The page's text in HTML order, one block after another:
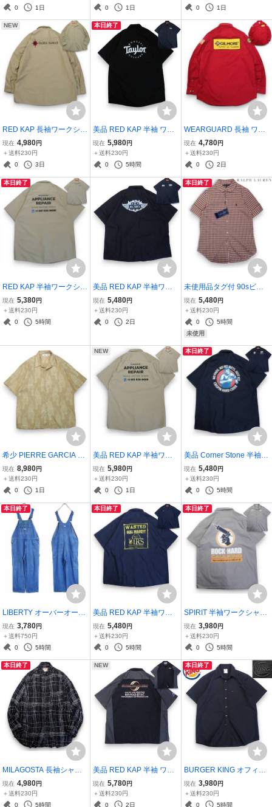
P＆HARRY'S TENNESSE
ス済ネコポス可●古着769
0
1日
辛子 チリズ●洗濯プレス
0
1日
R BREWING Co.BEER ビ
プレス済●古着7727
0
1日
NEW
RED KAP 長袖ワークシャ
ツ XL●PASHA HAWAII 両
面刺繍 MV Marjorie C ベ
ージュカーキ●洗濯プレス
ャップ古着7733
現在 4,980円
＋送料230円
0
3日
本日終了
美品 RED KAP 半袖 ワー
クシャツ M●両面プリント
Taylor QUALITY GUITAR
S●洗濯プレス済●ネコポ
現在 5,980円
＋送料230円
0
5時間
WEARGUARD 長袖 ワー
クシャツ M●星条旗 GILM
ORE HEATING AIR PLUM
BING DRUG両袖両面ワッ
コポス可●古着7729
現在 4,780円
＋送料230円
0
2日
本日終了
RED KAP 半袖ワークシャ
ツ L●APPLIANCE REPAI
R RESTORE RENEW LO
WL●洗濯プレス済●ネコポ
現在 5,380円
＋送料230円
0
5時間
美品 RED KAP 半袖ワー
クシャツ 3XLビックサイ
ズ●BIG SHOTZ Nashville
ピアノ ギター両面プリン
現在 5,480円
＋送料230円
0
2日
本日終了
未使用品タグ付 90sビン
テージデットストック RA
LPH LAUREN 半袖シャツ
9号●定価￥12000ダブル
カフス カフスボタン付 チ
現在 5,480円
＋送料230円
0
5時間
未使用
希少 PIERRE GARCIA C
OLLECTION 3D虎柄総柄
半袖オープンシャツ XXL●
トラ TIGER 百虎 ビンテー
ス可●古着7728
現在 8,980円
＋送料230円
0
1日
NEW
美品 RED KAP 半袖ワー
クシャツ M●APPLIANCE
REPAIR RESTORE REN
EW LOWL●洗濯プレス済
ッドキャップ古着7711
現在 5,980円
＋送料230円
0
1日
本日終了
美品 Corner Stone 半袖
ワークシャツ L●ラグビー
Ballを持った屈強な漢 US
A RUGBY No helmets. No
着7646
現在 5,480円
＋送料230円
0
5時間
本日終了
LIBERTY オーバーオール
40(W112cm)●デニム カバ
ーオール ワークパンツ ウ
ェア サロペット リバティ
済●古着5429
現在 3,780円
＋送料750円
0
5時間
本日終了
美品 RED KAP 半袖ワー
クシャツ 3XLビックsize●
WANTED CARL BURNET
T IRS 税金を取り立てる国
洗濯済●古着7635
現在 5,480円
＋送料230円
0
5時間
本日終了
SPIRIT 半袖ワークシャツ
L●ROCK HARD CAULKI
NG ワッペン 両面プリン
ト●洗濯プレス済●ネコポ
現在 3,980円
＋送料230円
0
5時間
本日終了
MILAGOSTA 長袖シャツ L
●雰囲気系 ビンテージ レ
ーヨン デザインシャツ 柄
シャツ ●洗濯プレス済●ネ
現在 4,980円
＋送料230円
0
5時間
NEW
美品 RED KAP 半袖 ワー
クシャツ XL●MODERN AI
R SOLUTIONS 切り替え
し●洗濯プレス済●ネコポ
現在 5,780円
＋送料230円
0
2日
本日終了
BURGER KING オフィシ
ャル 半袖ワークシャツ L●
ロゴ刺繍 バーガーキング
ハンバーガー●洗濯プレス
現在 3,980円
＋送料230円
0
5時間